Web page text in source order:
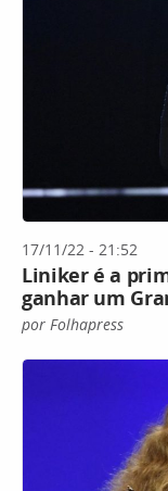
17/11/22 - 21:52
Liniker é a
ganhar um
por Folhapress